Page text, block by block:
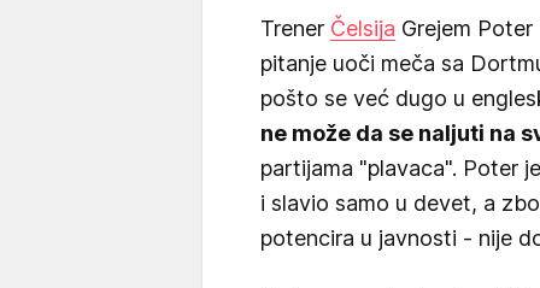
Trener Čelsija Grejem
pitanje uoči meča sa
pošto se već dugo u
ne može da se naljuti na
partijama "plavaca". Poter
i slavio samo u devet, a
potencira u javnosti - nije